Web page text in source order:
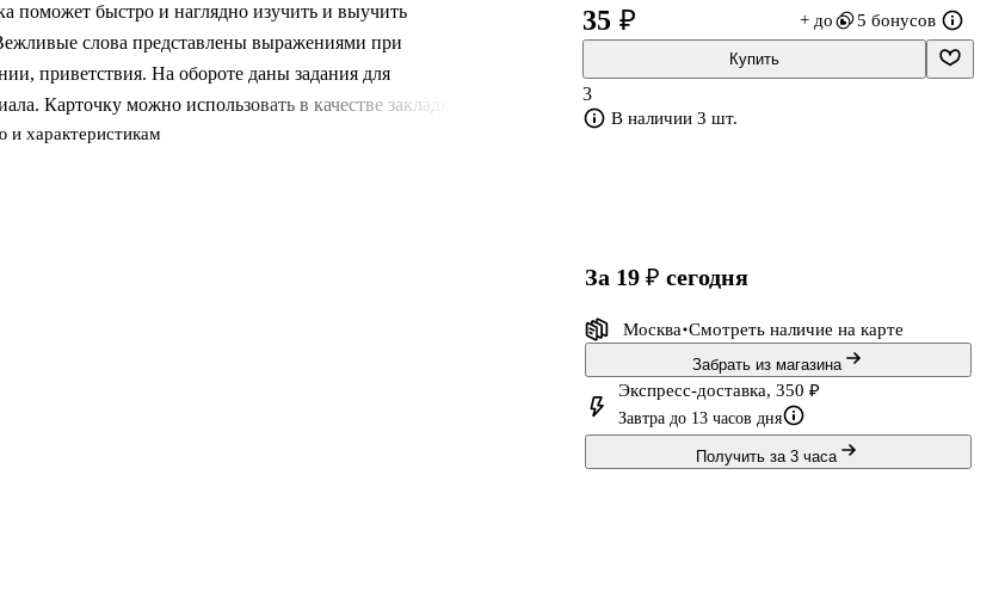
поможет быстро и наглядно изучить и выучить
слова представлены выражениями при
приветствия. На обороте даны задания для
Карточку можно использовать в качестве закладки.
и характеристикам
35 ₽ + до 5 бонусов
Купить
3
В наличии 3 шт.
за 19 ₽ сегодня
Москва Смотреть наличие на карте
Забрать из магазина
Экспресс-доставка, 350 ₽
Завтра до 13 часов дня
Получить за 3 часа